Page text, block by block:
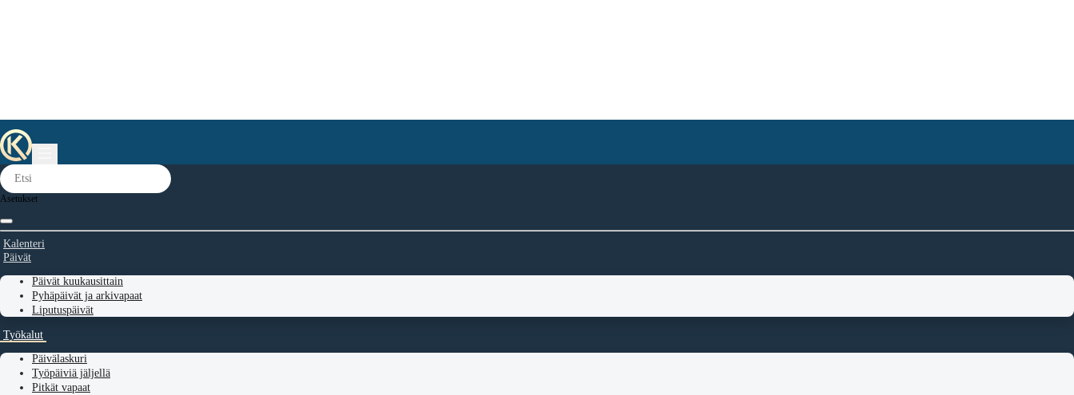
Asetukset
Kalenteri
Päivät
Päivät kuukausittain
Pyhäpäivät ja arkivapaat
Liputuspäivät
Työkalut
Päivälaskuri
Työpäiviä jäljellä
Pitkät vapaat